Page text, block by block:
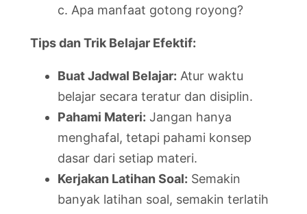
c. Apa manfaat gotong royong?
Tips dan Trik Belajar Efektif:
Buat Jadwal Belajar: Atur waktu
belajar secara teratur dan disiplin.
Pahami Materi: Jangan hanya
menghafal, tetapi pahami konsep
dasar dari setiap materi.
Kerjakan Latihan Soal: Semakin
banyak latihan soal, semakin terlatih